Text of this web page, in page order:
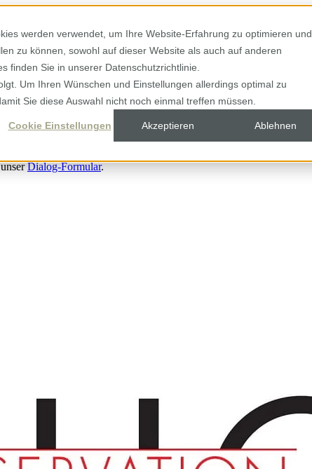
werden verwendet, um Ihre Website-Erfahrung zu optimieren und
zu können, sowohl auf dieser Website als auch auf anderen
finden Sie in unserer Datenschutzrichtlinie.
Um Ihren Wünschen und Einstellungen allerdings optimal zu
Sie diese Auswahl nicht noch einmal treffen müssen.
Cookie Einstellungen Akzeptieren Ablehnen
unserDialog-Formular.